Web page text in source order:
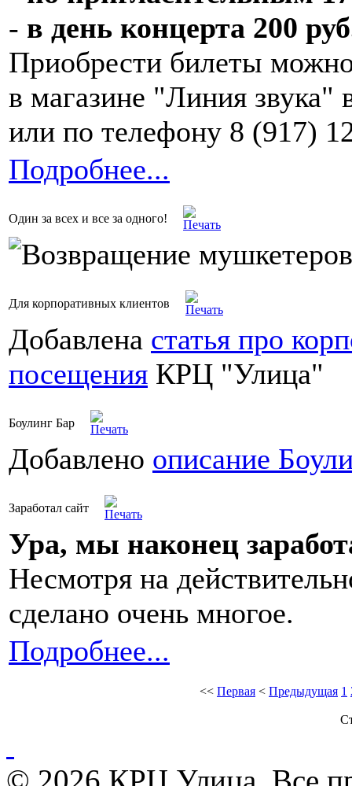
- в день концерта 200
Приобрести билеты
в магазине "Линия
или по телефону 8 (917)
Подробнее...
Один за всех и все за одного!
Для корпоративных клиентов
Добавлена статья про
посещения КРЦ "Улица"
Боулинг Бар
Добавлено описание
Заработал сайт
Ура, мы наконец
Несмотря на
сделано очень многое.
Подробнее...
<< Первая < Предыдущая 1